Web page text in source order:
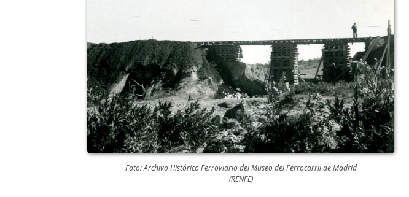
Foto: Archivo Histórico Ferroviario del Museo del Ferrocarril de Madrid
(RENFE)